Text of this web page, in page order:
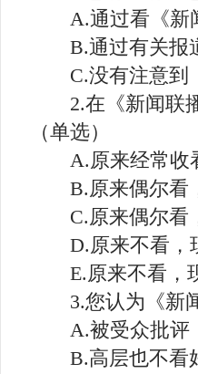
A.通过看《新闻
B.通过有关报
C.没有注
2.在《新闻联播
（单选）
A.原来经常收
B.原来偶尔看
C.原来偶尔看
D.原来不看，
E.原来不看，
3.您认为《新闻
A.被受众批评
B.高层也不看